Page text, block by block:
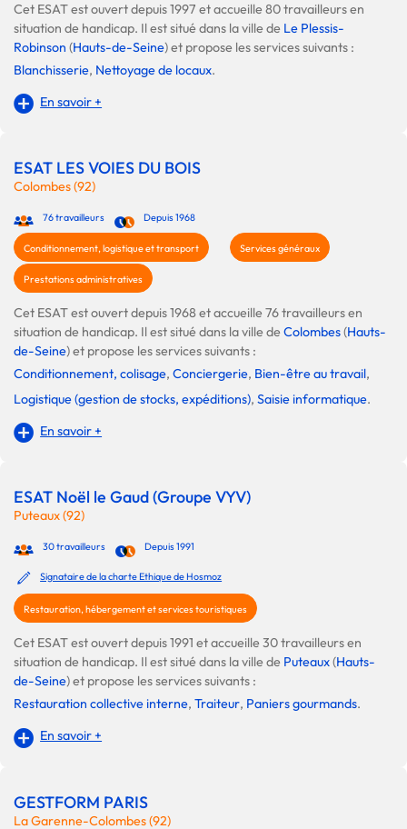
Cet ESAT est ouvert depuis 1997 et accueille 80 travailleurs en
situation de handicap. Il est situé dans la ville de Le Plessis-
Robinson (Hauts-de-Seine) et propose les services suivants :
Blanchisserie, Nettoyage de locaux.
En savoir +
ESAT LES VOIES DU BOIS
Colombes (92)
76 travailleurs Depuis 1968
Conditionnement, logistique et transport Services généraux
Prestations administratives
Cet ESAT est ouvert depuis 1968 et accueille 76 travailleurs en
situation de handicap. Il est situé dans la ville deColombes(Hauts-
de-Seine) et propose les services suivants :
Conditionnement, colisage, Conciergerie, Bien-être au travail,
Logistique (gestion de stocks, expéditions), Saisie informatique.
En savoir +
ESAT Noël le Gaud (Groupe VYV)
Puteaux (92)
30 travailleurs Depuis 1991
Signataire de la charte Ethique de Hosmoz
Restauration, hébergement et services touristiques
Cet ESAT est ouvert depuis 1991 et accueille 30 travailleurs en
situation de handicap. Il est situé dans la ville de Puteaux(Hauts-
de-Seine) et propose les services suivants :
Restauration collective interne, Traiteur, Paniers gourmands.
En savoir +
GESTFORM PARIS
La Garenne-Colombes (92)